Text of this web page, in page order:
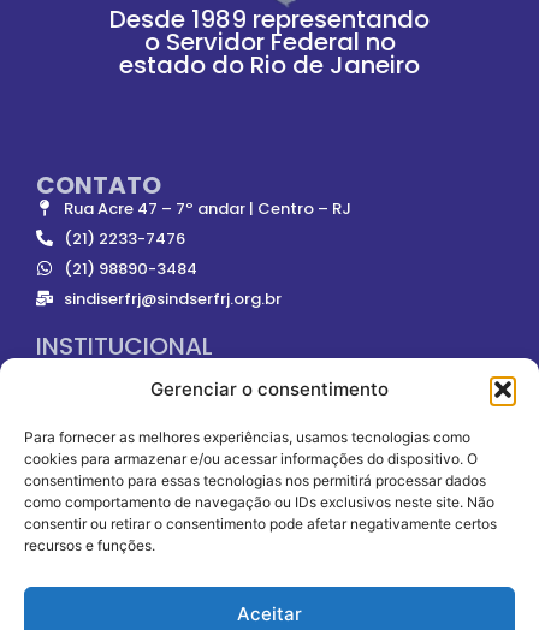
Gerenciar o consentimento
Para fornecer as melhores experiências, usamos tecnologias como
cookies para armazenar e/ou acessar informações do dispositivo. O
consentimento para essas tecnologias nos permitirá processar dados
como comportamento de navegação ou IDs exclusivos neste site. Não
consentir ou retirar o consentimento pode afetar negativamente certos
recursos e funções.
Aceitar
Desde 1989 representando
o Servidor Federal no
estado do Rio de Janeiro
CONTATO
Rua Acre 47 – 7º andar | Centro – RJ
(21) 2233-7476
(21) 98890-3484
sindiserfrj@sindserfrj.org.br
INSTITUCIONAL
ONDE NOS ENCONTRAR
SOMOS FILIADOS À